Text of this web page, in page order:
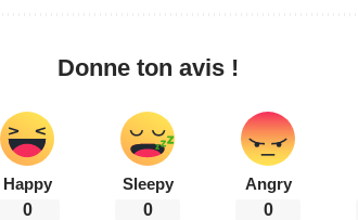
Donne ton avis !
Happy
0
Sleepy
0
Angry
0